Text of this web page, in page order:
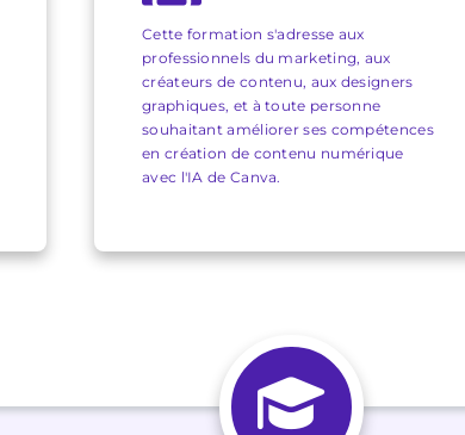
Cette formation s'adresse aux
professionnels du marketing, aux
créateurs de contenu, aux designers
graphiques, et à toute personne
souhaitant améliorer ses compétences
en création de contenu numérique
avec l'IA de Canva.